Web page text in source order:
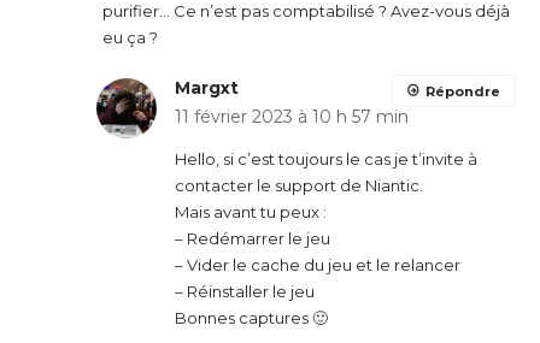
purifier… Ce n’est pas comptabilisé ? Avez-vous déjà
eu ça ?
Margxt
11 février 2023 à 10 h 57 min
Hello, si c’est toujours le cas je t’invite à
contacter le support de Niantic.
Mais avant tu peux :
– Redémarrer le jeu
– Vider le cache du jeu et le relancer
– Réinstaller le jeu
Bonnes captures 🙂
Répondre